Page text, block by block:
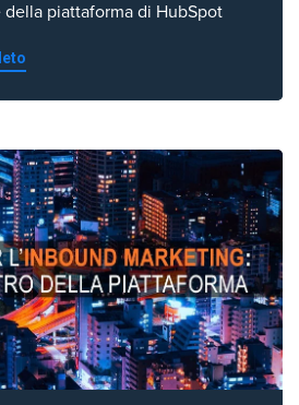
piattaforma di HubSpot